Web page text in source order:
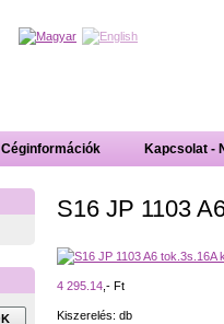
Céginformációk Kapcsolat -
S16 JP 1103
4 295.14 ,- Ft
Kiszerelés: db